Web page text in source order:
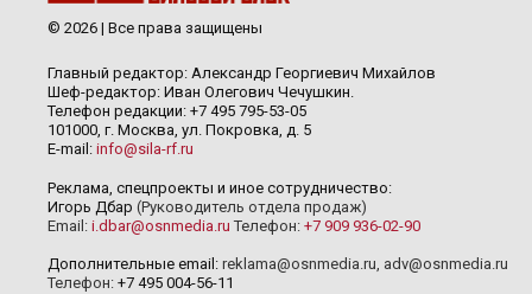
© 2026 | Все права защищены
Главный редактор: Александр Георгиевич Михайлов
Шеф-редактор: Иван Олегович Чечушкин.
Телефон редакции: +7 495 795-53-05
101000, г. Москва, ул. Покровка, д. 5
E-mail: info@sila-rf.ru
Реклама, спецпроекты и иное сотрудничество:
Игорь Дбар (Руководитель отдела продаж)
Email: i.dbar@osnmedia.ru Телефон: +7 909 936-02-90
Дополнительные email: reklama@osnmedia.ru, adv@osnmedia.ru
Телефон: +7 495 004-56-11